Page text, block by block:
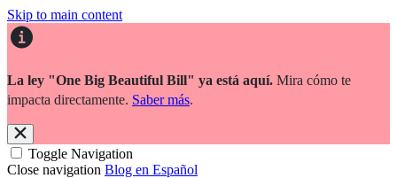
Skip to main content
La ley "One Big Beautiful Bill" ya está aquí. Mira cómo te
impacta directamente. Saber más.
Toggle Navigation
Close navigation Blog en Español